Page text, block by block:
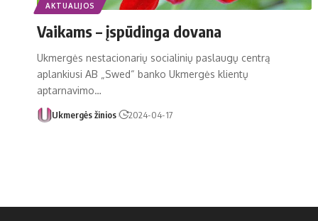
AKTUALIJOS
Vaikams – įspūdinga dovana
Ukmergės nestacionarių socialinių paslaugų centrą
aplankiusi AB „Swed“ banko Ukmergės klientų
aptarnavimo…
Ukmergės žinios 2024-04-17